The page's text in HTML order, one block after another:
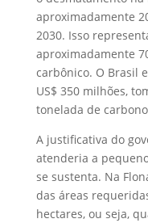
aproximadamente
2030. Isso
aproximadamente
carbônico. O Brasil
US$ 350 milhões,
tonelada de
A justificativa do
atenderia a
se sustenta. Na
das áreas
hectares, ou seja,